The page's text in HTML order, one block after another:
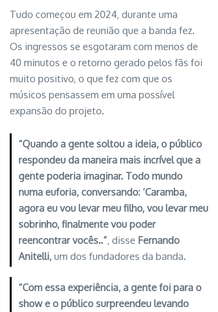
Tudo começou em 2024, durante uma
apresentação de reunião que a banda fez.
Os ingressos se esgotaram com menos de
40 minutos e o retorno gerado pelos fãs foi
muito positivo, o que fez com que os
músicos pensassem em uma possível
expansão do projeto.
“Quando a gente soltou a ideia, o público
respondeu da maneira mais incrível que a
gente poderia imaginar. Todo mundo
numa euforia, conversando: ‘Caramba,
agora eu vou levar meu filho, vou levar meu
sobrinho, finalmente vou poder
reencontrar vocês..”, disse Fernando
Anitelli,um dos fundadores da banda.
“Com essa experiência, a gente foi para o
show e o público surpreendeu levando